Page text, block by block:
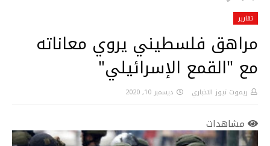
تقارير
مراهق فلسطيني يروي معاناته
مع "القمع الإسرائيلي"
ريموت نيوز الاخباري ديسمبر 10, 2020
مشاهدات